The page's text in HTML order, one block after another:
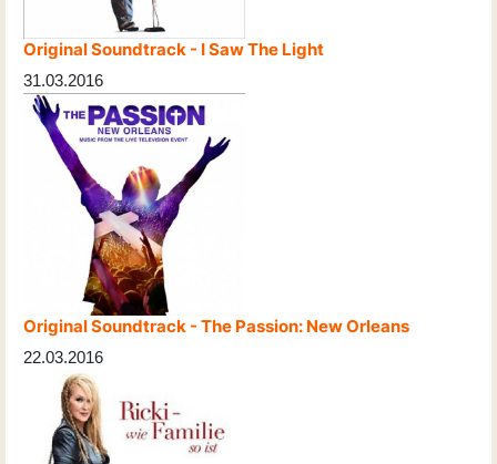
Original Soundtrack - I Saw The Light
31.03.2016
Original Soundtrack - The Passion: New Orleans
22.03.2016